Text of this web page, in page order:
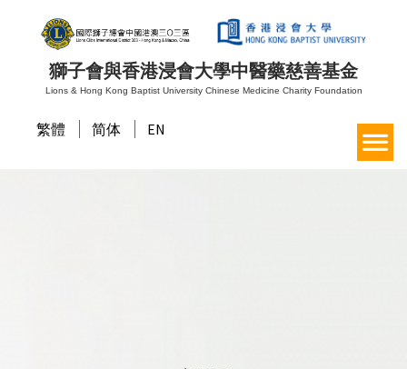
獅子會與香港浸會大學中醫藥慈善基金
Lions & Hong Kong Baptist University Chinese Medicine Charity Foundation
繁體 简体 EN